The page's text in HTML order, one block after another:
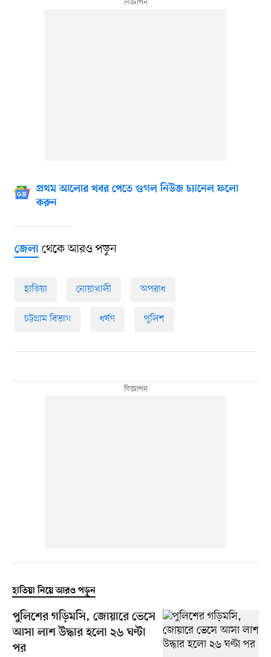
প্রথম আলোর খবর পেতে গুগল নিউজ চ্যানেল ফলো
করুন
জেলাথেকে আরও পড়ুন
হাতিয়া নোয়াখালী অপরাধ
চট্টগ্রাম বিভাগ ধর্ষণ পুলিশ
হাতিয়া নিয়ে আরও পড়ুন
পুলিশের গড়িমসি, জোয়ারে ভেসে
আসা লাশ উদ্ধার হলো ২৬ ঘণ্টা
পর